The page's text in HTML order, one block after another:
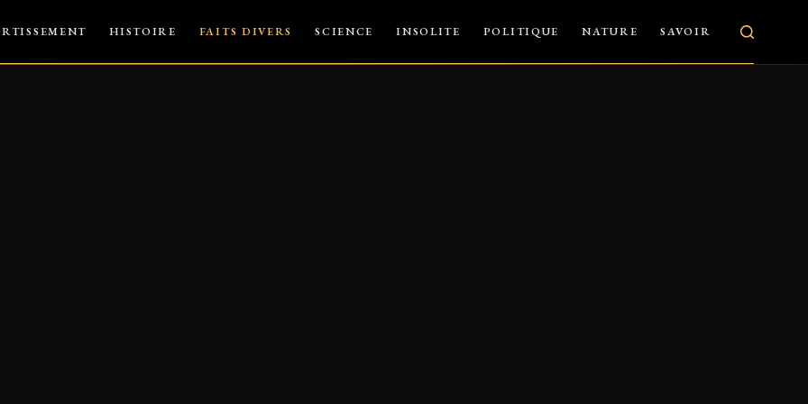
HISTOIRE FAITS DIVERS SCIENCE INSOLITE POLITIQUE NATURE SAVOIR